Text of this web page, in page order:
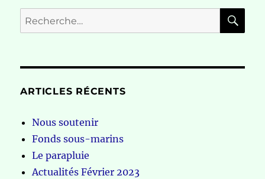
Recherche
pour :
ARTICLES RÉCENTS
Nous soutenir
Fonds sous-marins
Le parapluie
Actualités Février 2023